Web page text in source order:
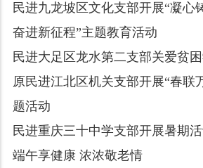
民进九龙坡区文化支部开展“凝心
奋进新征程”主题教育活动
民进大足区龙水第二支部关爱贫
原民进江北区机关支部开展“春联
题活动
民进重庆三十中学支部开展暑期
端午享健康 浓浓敬老情